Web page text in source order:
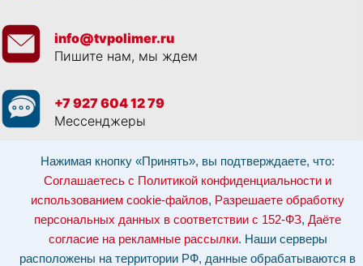
Нажимая кнопку «Принять», вы подтверждаете, что:
Соглашаетесь с Политикой конфиденциальности и
использованием cookie-файлов, Разрешаете обработку
персональных данных в соответствии с 152-ФЗ, Даёте
согласие на рекламные рассылки. Наши серверы
расположены на территории РФ, данные обрабатываются в
info@tvpolimer.ru
Пишите нам, мы ждем
+7 927 604 12 79
Мессенджеры
Просматривая данный веб сайт, и обращаясь к нам, вы:Соглашаетесь с
Политикой конфиденциальности и использованием cookie-файлов
Разрешаете обработку персональных данных в соответствии с 152-ФЗ
Даёте согласие на рекламные рассылки.
info@tvpolimer.ru| по телефону8 800 551 30 80
Наши серверы расположены на территории РФ, данные обрабатываются в
соответствии с российским законодательством.Информация о сервере и